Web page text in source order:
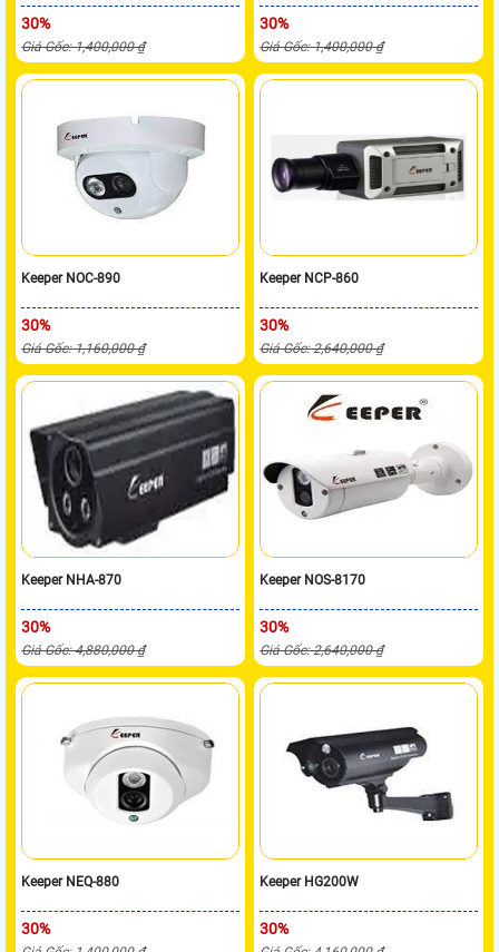
30%
Giá Gốc: 1,400,000 ₫
30%
Giá Gốc: 1,400,000 ₫
Keeper NOC-890
30%
Giá Gốc: 1,160,000 ₫
Keeper NCP-860
30%
Giá Gốc: 2,640,000 ₫
Keeper NHA-870
30%
Giá Gốc: 4,880,000 ₫
Keeper NOS-8170
30%
Giá Gốc: 2,640,000 ₫
Keeper NEQ-880
30%
Keeper HG200W
30%